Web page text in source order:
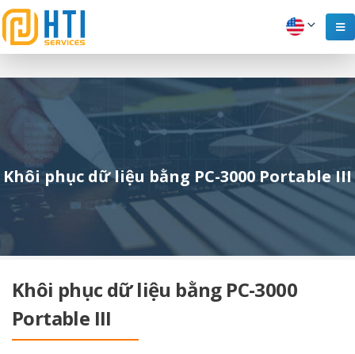
Khôi phục dữ liệu bằng PC-3000 Portable III
Khôi phục dữ liệu bằng PC-3000
Portable III